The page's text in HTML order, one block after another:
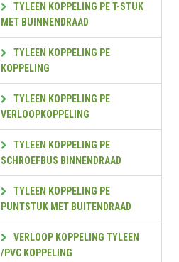
TYLEEN KOPPELING PE T-STUK
MET BUINNENDRAAD
TYLEEN KOPPELING PE
KOPPELING
TYLEEN KOPPELING PE
VERLOOPKOPPELING
TYLEEN KOPPELING PE
SCHROEFBUS BINNENDRAAD
TYLEEN KOPPELING PE
PUNTSTUK MET BUITENDRAAD
VERLOOP KOPPELING TYLEEN
/PVC KOPPELING